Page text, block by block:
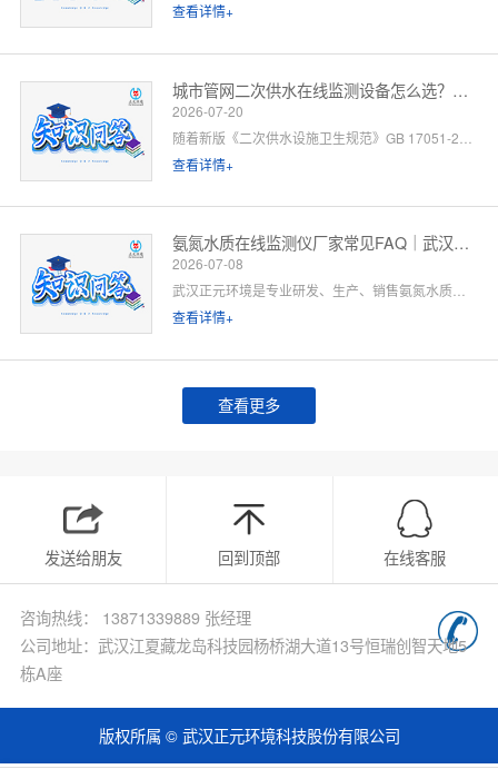
查看详情+
城市管网二次供水在线监测设备怎么选？水务单位高频 FAQ
2026-07-20
查看详情+
氨氮水质在线监测仪厂家常见FAQ｜武汉正元环境专业解答
2026-07-08
查看详情+
查看更多
发送给朋友 回到顶部 在线客服
咨询热线： 13871339889 张经理
公司地址：武汉江夏藏龙岛科技园杨桥湖大道13号恒瑞创智天地5
栋A座
版权所属 © 武汉正元环境科技股份有限公司